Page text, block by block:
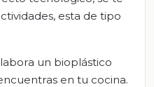
esta de tipo
un bioplástico
en tu cocina.